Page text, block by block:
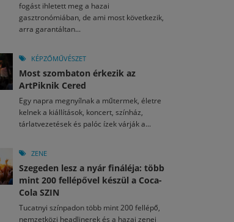
fogást ihletett meg a hazai
gasztronómiában, de ami most következik,
arra garantáltan...
KÉPZŐMŰVÉSZET
Most szombaton érkezik az
ArtPiknik Cered
Egy napra megnyílnak a műtermek, életre
kelnek a kiállítások, koncert, színház,
tárlatvezetések és palóc ízek várják a...
ZENE
Szegeden lesz a nyár fináléja: több
mint 200 fellépővel készül a Coca-
Cola SZIN
Tucatnyi színpadon több mint 200 fellépő,
nemzetközi headlinerek és a hazai zenei